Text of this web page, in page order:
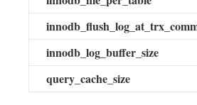
innodb_log_buffer_size
query_cache_size